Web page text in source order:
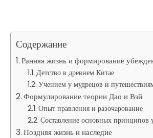
Содержание
Ранняя жизнь и формирование
Детство в древнем Китае
Учением у мудрецов и
Формулирование теории Дао и Вэй
Опыт правления и разочарование
Составление основных принципов
Поздняя жизнь и наследие